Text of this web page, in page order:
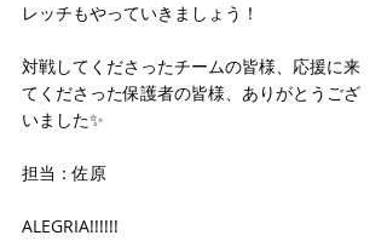
レッチもやっていきましょう！
対戦してくださったチームの皆様、応援に来
てくださった保護者の皆様、ありがとうござ
いました✨
担当：佐原
ALEGRIA!!!!!!